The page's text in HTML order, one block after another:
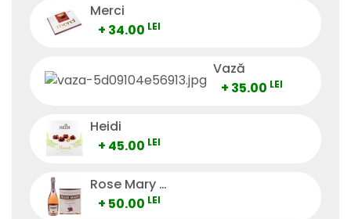
Merci
+ 34.00 LEI
Vază
+ 35.00 LEI
Heidi
+ 45.00 LEI
Rose Mary Vino Spumante
+ 50.00 LEI